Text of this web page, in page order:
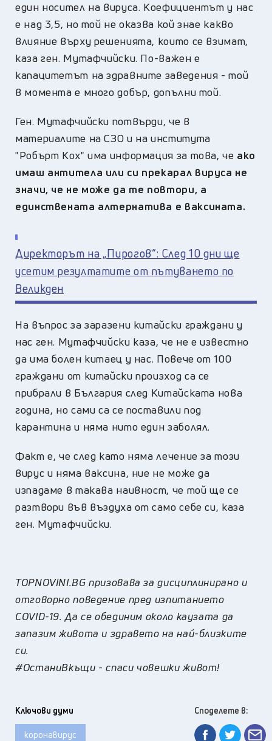
един носител на вируса. Коефициентът у нас
е над 3,5, но той не оказва кой знае какво
влияние върху решенията, които се взимат,
каза ген. Мутафчийски. По-важен е
капацитетът на здравните заведения - той
в момента е много добър, допълни той.
Ген. Мутафчийски потвърди, че в
материалите на СЗО и на института
"Робърт Кох" има информация за това, че ако
имаш антитела или си прекарал вируса не
значи, че не може да те повтори, а
единствената алтернатива е ваксината.
Директорът на „Пирогов“: След 10 дни ще
усетим резултатите от пътуването по
Великден
На въпрос за заразени китайски граждани у
нас ген. Мутафчийски каза, че не е известно
да има болен китаец у нас. Повече от 100
граждани от китайски произход са се
прибрали в България след Китайската нова
година, но сами са се поставили под
карантина и няма нито един заболял.
Факт е, че след като няма лечение за този
вирус и няма ваксина, ние не може да
изпадаме в такава наивност, че той ще се
разтвори във въздуха от само себе си, каза
ген. Мутафчийски.
TOPNOVINI.BG призовава за дисциплинирано и
отговорно поведение пред изпитанието
COVID-19. Да се обединим около каузата да
запазим живота и здравето на най-близките
си.
#ОстаниВкъщи - спаси човешки живот!
Ключови думи
коронавирус
Споделете в: